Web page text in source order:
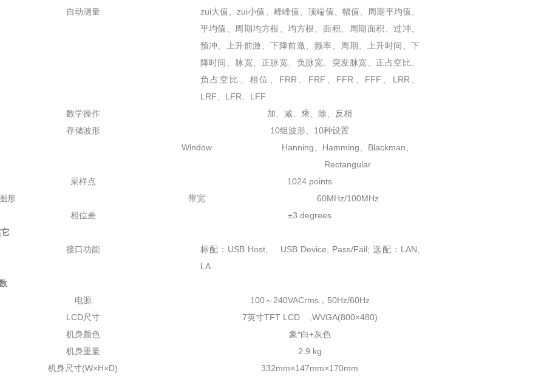
自动测量
zui大值、zui小值、峰峰值、顶端值、幅值、周期平均值、
平均值、周期均方根、均方根、面积、周期面积、过冲、
预冲、上升前激、下降前激、频率、周期、上升时间、下
降时间、脉宽、正脉宽、负脉宽、突发脉宽、正占空比、
负占空比、相位、FRR、FRF、FFR、FFF、LRR、
LRF、LFR、LFF
数学操作
加、减、乘、除、反相
存储波形
10组波形、10种设置
Window
Hanning、Hamming、Blackman、
Rectangular
采样点
1024 points
形
带宽
60MHz/100MHz
相位差
±3 degrees
接口功能
标配：USB Host, USB Device, Pass/Fail; 选配：LAN,
LA
电源
100～240VACrms，50Hz/60Hz
LCD尺寸
7英寸TFT LCD ,WVGA(800×480)
机身颜色
象*白+灰色
机身重量
2.9 kg
机身尺寸(W×H×D)
332mm×147mm×170mm